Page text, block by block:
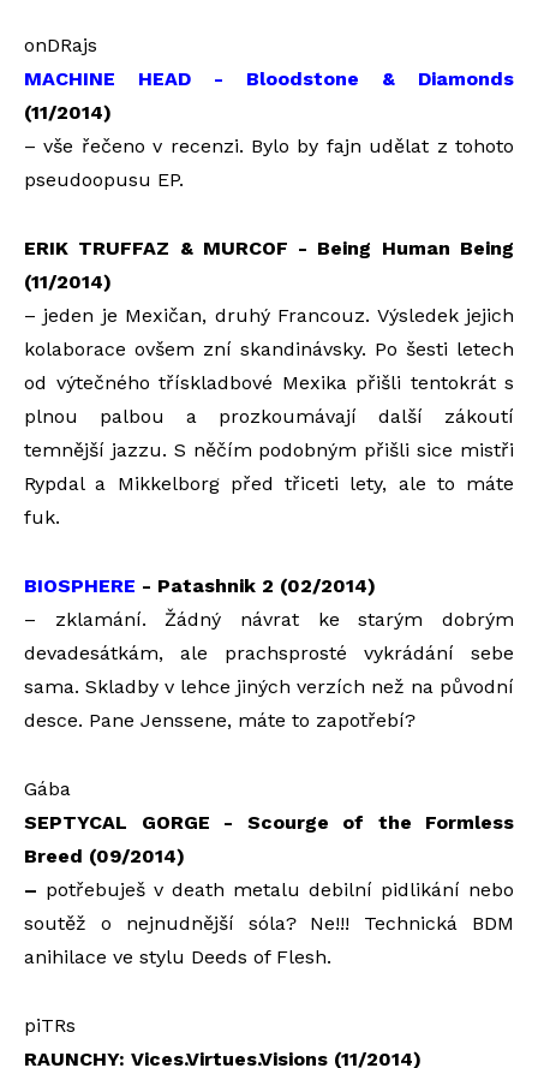
onDRajs
MACHINE HEAD - Bloodstone & Diamonds
(11/2014)
– vše řečeno v recenzi. Bylo by fajn udělat z tohoto
pseudoopusu EP.
ERIK TRUFFAZ & MURCOF - Being Human Being
(11/2014)
– jeden je Mexičan, druhý Francouz. Výsledek jejich
kolaborace ovšem zní skandinávsky. Po šesti letech
od výtečného třískladbové Mexika přišli tentokrát s
plnou palbou a prozkoumávají další zákoutí
temnější jazzu. S něčím podobným přišli sice mistři
Rypdal a Mikkelborg před třiceti lety, ale to máte
fuk.
BIOSPHERE - Patashnik 2 (02/2014)
– zklamání. Žádný návrat ke starým dobrým
devadesátkám, ale prachsprosté vykrádání sebe
sama. Skladby v lehce jiných verzích než na původní
desce. Pane Jenssene, máte to zapotřebí?
Gába
SEPTYCAL GORGE - Scourge of the Formless
Breed (09/2014)
– potřebuješ v death metalu debilní pidlikání nebo
soutěž o nejnudnější sóla? Ne!!! Technická BDM
anihilace ve stylu Deeds of Flesh.
piTRs
RAUNCHY: Vices.Virtues.Visions (11/2014)